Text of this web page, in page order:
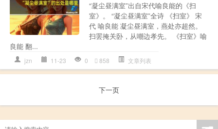
“凝尘昼满室”出自宋代喻良能的《扫
室》。 “凝尘昼满室”全诗 《扫室》 宋
代 喻良能 凝尘昼满室，燕处亦超然。
扫罢掩关卧，从嘲边孝先。 《扫室》喻
良能 翻...
jzn 11-23 0 858 文章列表
下一页